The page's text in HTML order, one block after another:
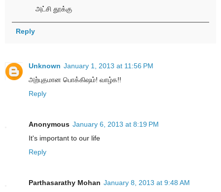
அட்சி தூக்கு
Reply
Unknown January 1, 2013 at 11:56 PM
அற்புதமான பொக்கிஷம்! வாழ்க!!
Reply
Anonymous January 6, 2013 at 8:19 PM
It's important to our life
Reply
Parthasarathy Mohan January 8, 2013 at 9:48 AM